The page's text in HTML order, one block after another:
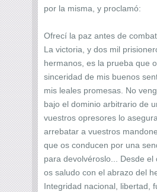
por la misma, y proclamó:
Ofrecí la paz antes de
La victoria, y dos mil
hermanos, es la prueba que
sinceridad de mis buenos
mis leales promesas. No
bajo el dominio arbitrario de
vuestros opresores lo
arrebatar a vuestros
que os conducen por una
para devolvéroslo... Desde el
os saludo con el abrazo del
Integridad nacional, libertad,